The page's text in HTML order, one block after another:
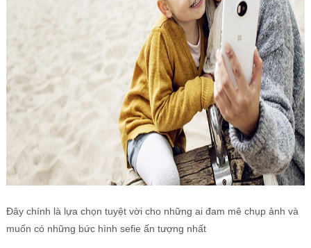
Đây chính là lựa chọn tuyệt vời cho những ai đam mê chụp ảnh và
muốn có những bức hình sefie ấn tượng nhất